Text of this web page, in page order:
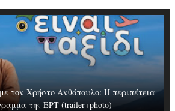
τον Χρήστο Ανθόπουλο: Η περιπέτεια
της ΕΡΤ (trailer+photo)